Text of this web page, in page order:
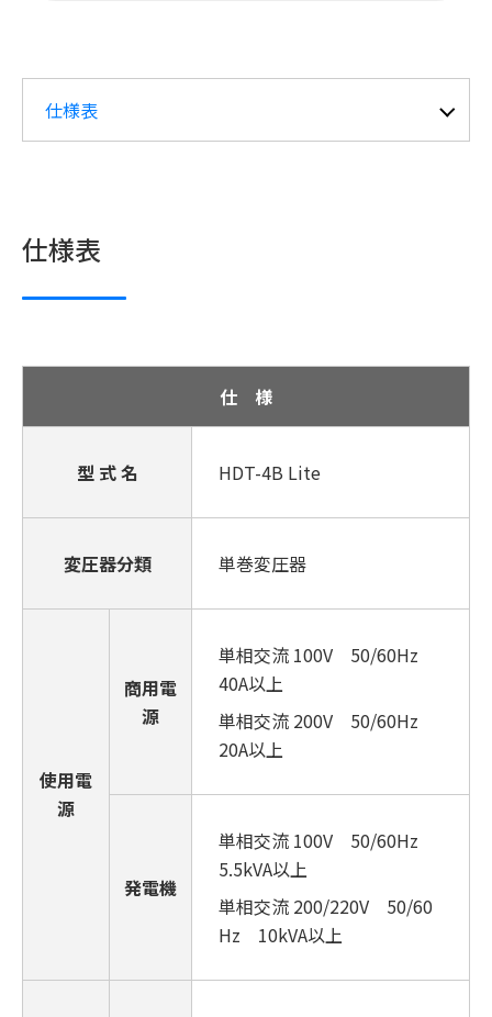
仕様表
仕様表
仕 様
型 式 名 HDT-4B Lite
変圧器分類 単巻変圧器
使用電
源
商用電
源
単相交流 100V 50/60Hz
40A以上
単相交流 200V 50/60Hz
20A以上
発電機
単相交流 100V 50/60Hz
5.5kVA以上
単相交流 200/220V 50/60
Hz 10kVA以上